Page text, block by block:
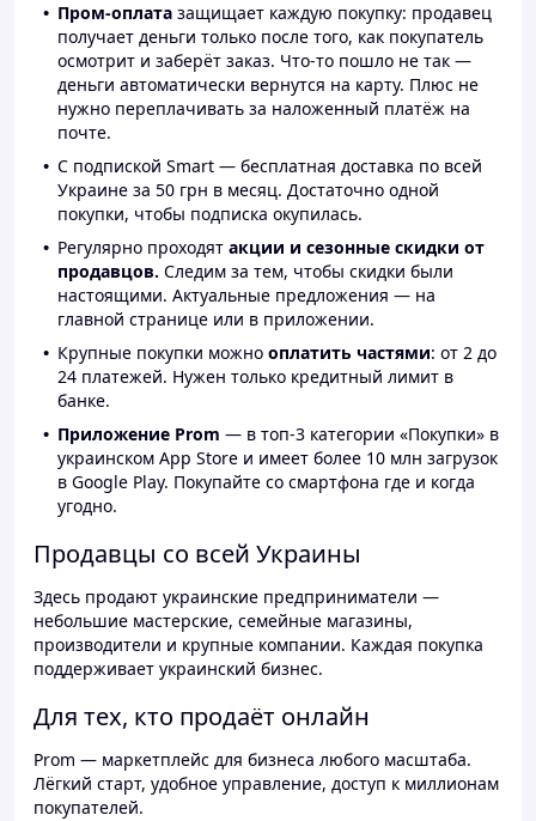
Пром-оплата защищает каждую покупку: продавец
получает деньги только после того, как покупатель
осмотрит и заберёт заказ. Что-то пошло не так —
деньги автоматически вернутся на карту. Плюс не
нужно переплачивать за наложенный платёж на
почте.
С подпиской Smart — бесплатная доставка по всей
Украине за 50 грн в месяц. Достаточно одной
покупки, чтобы подписка окупилась.
Регулярно проходят акции и сезонные скидки от
продавцов. Следим за тем, чтобы скидки были
настоящими. Актуальные предложения — на
главной странице или в приложении.
Крупные покупки можно оплатить частями: от 2 до
24 платежей. Нужен только кредитный лимит в
банке.
Приложение Prom — в топ-3 категории «Покупки» в
украинском App Store и имеет более 10 млн загрузок
в Google Play. Покупайте со смартфона где и когда
угодно.
Продавцы со всей Украины
Здесь продают украинские предприниматели —
небольшие мастерские, семейные магазины,
производители и крупные компании. Каждая покупка
поддерживает украинский бизнес.
Для тех, кто продаёт онлайн
Prom — маркетплейс для бизнеса любого масштаба.
Лёгкий старт, удобное управление, доступ к миллионам
покупателей.